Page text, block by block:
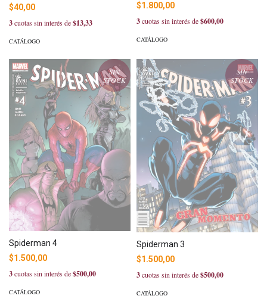
$40,00
3cuotas sin interés de$13,33
CATÁLOGO
$1.800,00
3cuotas sin interés de$600,00
CATÁLOGO
SIN
STOCK
Spiderman 4
$1.500,00
3cuotas sin interés de$500,00
CATÁLOGO
SIN
STOCK
Spiderman 3
$1.500,00
3cuotas sin interés de$500,00
CATÁLOGO